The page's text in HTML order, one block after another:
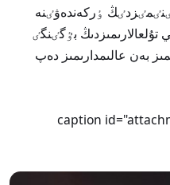
ٶركەندەۋٸنە
بٷگٸنگٸ
بەن عالىمدارىمىز دەپ
[caption